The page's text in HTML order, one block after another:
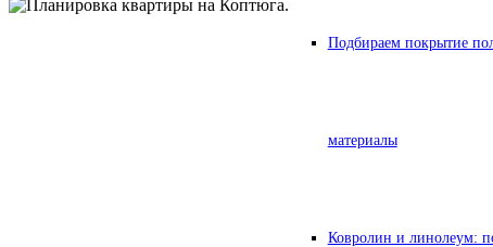
Подбираем покрытие
материалы
Ковролин и линолеум: